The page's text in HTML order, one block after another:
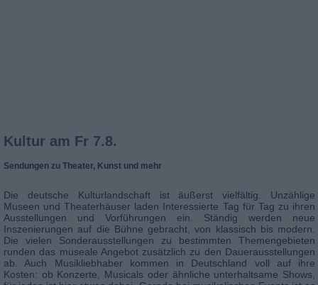
Kultur am Fr 7.8.
Sendungen zu Theater, Kunst und mehr
Die deutsche Kulturlandschaft ist äußerst vielfältig. Unzählige
Museen und Theaterhäuser laden Interessierte Tag für Tag zu ihren
Ausstellungen und Vorführungen ein. Ständig werden neue
Inszenierungen auf die Bühne gebracht, von klassisch bis modern.
Die vielen Sonderausstellungen zu bestimmten Themengebieten
runden das museale Angebot zusätzlich zu den Dauerausstellungen
ab. Auch Musikliebhaber kommen in Deutschland voll auf ihre
Kosten: ob Konzerte, Musicals oder ähnliche unterhaltsame Shows,